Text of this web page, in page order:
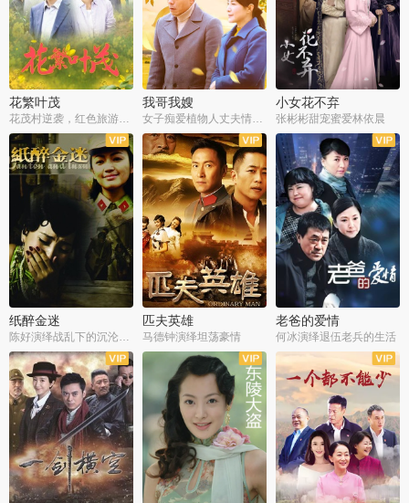
花繁叶茂
花茂村逆袭，红色旅游出圈
我哥我嫂
女子痴爱植物人丈夫情定一生
小女花不弃
张彬彬甜宠蜜爱林依晨
全42集
纸醉金迷
全35集
匹夫英雄
马德钟演绎坦荡豪情
全32集
老爸的爱情
何冰演绎退伍老兵的生活
全40集
全33集 全36集